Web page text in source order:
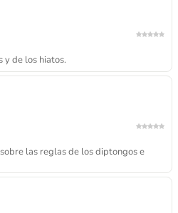
y de los hiatos.
las reglas de los diptongos e